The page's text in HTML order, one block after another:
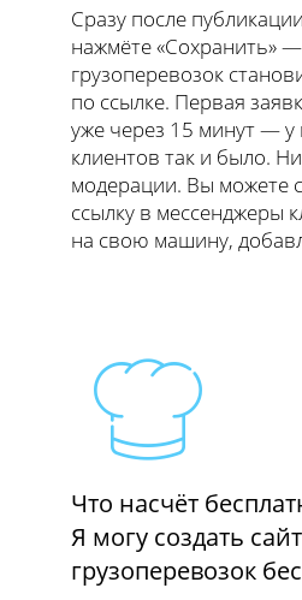
Сразу после
нажмёте «Сохранить»
грузоперевозок
по ссылке. Первая
уже через 15 минут —
клиентов так и было.
модерации. Вы можете
ссылку в мессенджеры
на свою машину,
Что насчёт
Я могу создать сайт
грузоперевозок